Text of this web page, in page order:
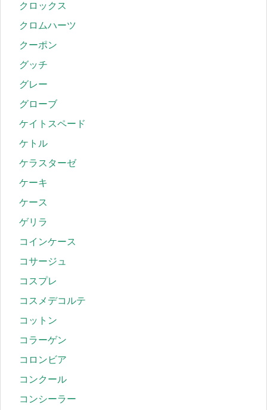
クロックス
クロムハーツ
クーポン
グッチ
グレー
グローブ
ケイトスペード
ケトル
ケラスターゼ
ケーキ
ケース
ゲリラ
コインケース
コサージュ
コスプレ
コスメデコルテ
コットン
コラーゲン
コロンビア
コンクール
コンシーラー